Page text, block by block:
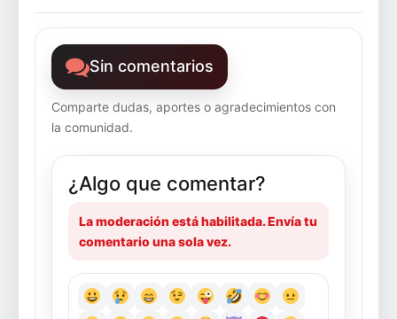
Sin comentarios
Comparte dudas, aportes o agradecimientos con
la comunidad.
¿Algo que comentar?
La moderación está habilitada. Envía tu
comentario una sola vez.